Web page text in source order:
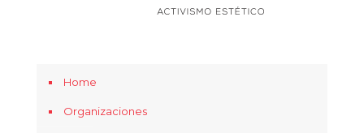
Home
Organizaciones